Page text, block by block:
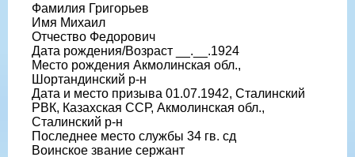
Фамилия Григорьев
Имя Михаил
Отчество Федорович
Дата рождения/Возраст __.__.1924
Место рождения Акмолинская обл.,
Шортандинский р-н
Дата и место призыва 01.07.1942, Сталинский
РВК, Казахская ССР, Акмолинская обл.,
Сталинский р-н
Последнее место службы 34 гв. сд
Воинское звание сержант